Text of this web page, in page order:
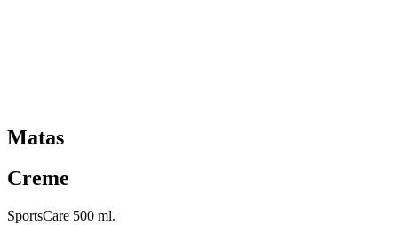
Matas
Creme
SportsCare 500 ml.